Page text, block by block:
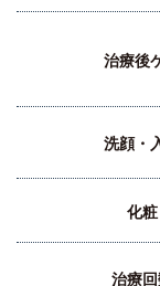
治療後
洗顔・
化粧
治療